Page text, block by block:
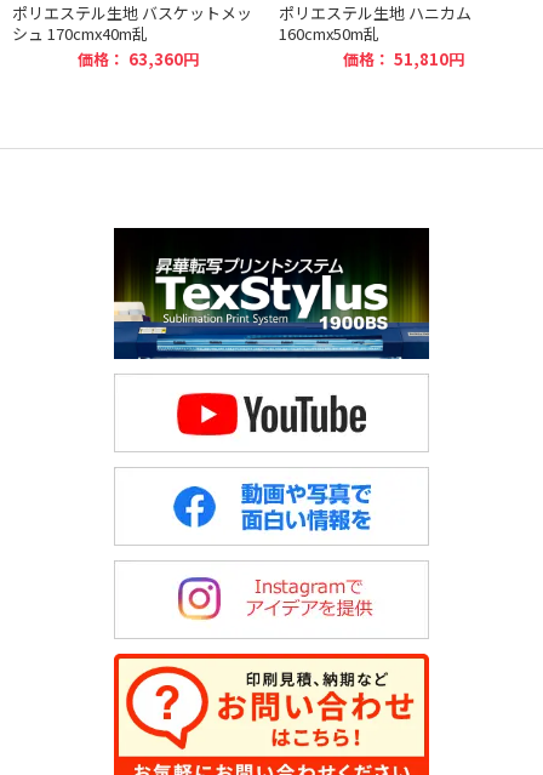
ポリエステル生地 バスケットメッ
シュ 170cmx40m乱
価格： 63,360円
ポリエステル生地 ハニカム
160cmx50m乱
価格： 51,810円